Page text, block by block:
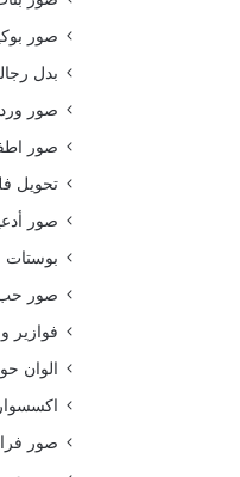
صور
بدل
صور ورد
صور
تحويل
صور
بوستات
صور
فوازير
الوان
صور